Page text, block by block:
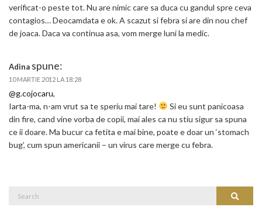
verificat-o peste tot. Nu are nimic care sa duca cu gandul spre ceva
contagios… Deocamdata e ok. A scazut si febra si are din nou chef
de joaca. Daca va continua asa, vom merge luni la medic.
Adina spune:
10 MARTIE 2012 LA 18:28
@g.cojocaru,
Iarta-ma, n-am vrut sa te speriu mai tare!
Si eu sunt panicoasa
din fire, cand vine vorba de copii, mai ales ca nu stiu sigur sa spuna
ce ii doare. Ma bucur ca fetita e mai bine, poate e doar un ‘stomach
bug’, cum spun americanii – un virus care merge cu febra.
Search